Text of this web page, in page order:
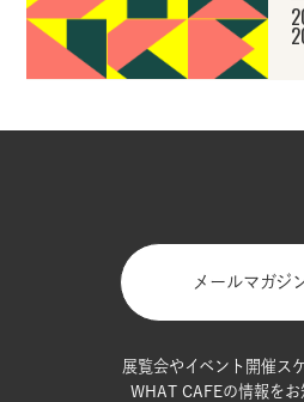
メールマガジ
展覧会やイベント開催ス
WHAT CAFEの情報をお